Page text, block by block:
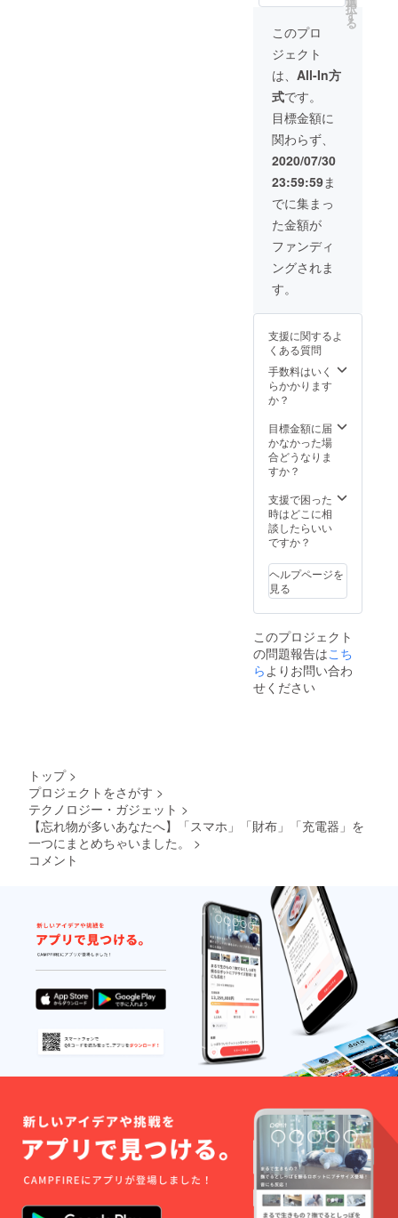
時期が
場合、
早急に
ご連絡
致しま
す 2020
年08月
末まで
にお届
8月予定
【内
容】
■Super
by × 2
個 （ラ
イトニ
ング
ケーブ
ル・マ
イクロ
USB
ケーブ
ル・
Type-C
端子内
蔵） ※
製造状
時期が
場合、
早急に
ご連絡
致しま
08月末
までに
お届け
択
す
る
このプロ
ジェクト
は、 All-In方
式です。
目標金額に
関わらず、
2020/07/30
23:59:59ま
でに集まっ
た金額が
ファンディ
ングされま
す。
支援に関するよ
くある質問
手数料はいく
らかかります
か？
目標金額に届
かなかった場
合どうなりま
すか？
支援で困った
時はどこに相
談したらいい
ですか？
ヘルプページを
見る
このプロジェクト
の問題報告はこち
らよりお問い合わ
せください
トップ >
プロジェクトをさがす >
テクノロジー・ガジェット >
【忘れ物が多いあなたへ】「スマホ」「財布」「充電器」を
一つにまとめちゃいました。
>
コメント